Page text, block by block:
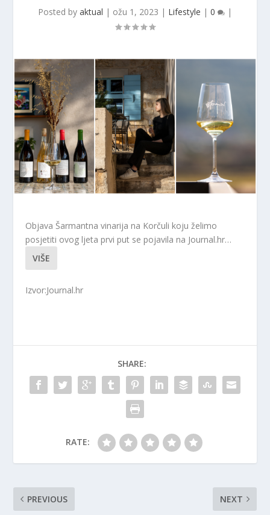
Posted by aktual | ožu 1, 2023 | Lifestyle | 0 |
Objava Šarmantna vinarija na Korčuli koju želimo
posjetiti ovog ljeta prvi put se pojavila na Journal.hr…
VIŠE
Izvor:Journal.hr
SHARE:
RATE:
PREVIOUS NEXT